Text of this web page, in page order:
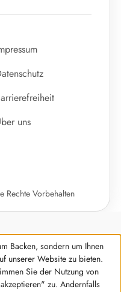
uns
Rechte Vorbehalten
Backen, sondern um Ihnen
unserer Website zu bieten.
Sie der Nutzung von
zu. Andernfalls